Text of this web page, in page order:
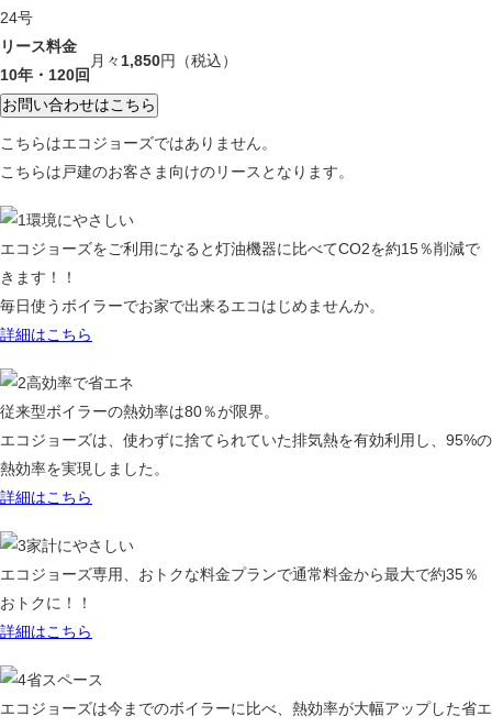
24号
リース料金
10年・120回
月々1,850円 （税込）
こちらはエコジョーズではありません。
こちらは戸建のお客さま向けのリースとなります。
環境にやさしい
エコジョーズをご利用になると灯油機器に比べてCO2を約15％削減で
きます！！
毎日使うボイラーでお家で出来るエコはじめませんか。
詳細はこちら
高効率で省エネ
従来型ボイラーの熱効率は80％が限界。
エコジョーズは、使わずに捨てられていた排気熱を有効利用し、95%の
熱効率を実現しました。
詳細はこちら
家計にやさしい
エコジョーズ専用、おトクな料金プランで通常料金から最大で約35％
おトクに！！
詳細はこちら
省スペース
エコジョーズは今までのボイラーに比べ、熱効率が大幅アップした省エ